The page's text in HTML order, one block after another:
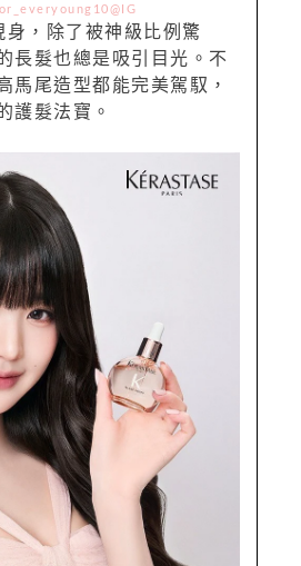
，除了被神級比例驚
長髮也總是吸引目光。不
馬尾造型都能完美駕馭，
護髮法寶。